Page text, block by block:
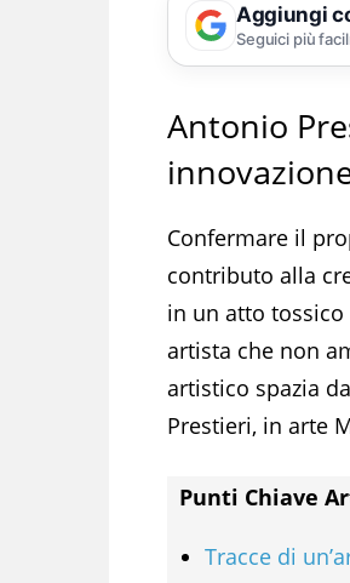
Aggiungi
Seguici più
Antonio
Confermare il
contributo alla
in un atto tossico
artista che non
artistico spazia
Prestieri, in arte
Punti Chiave
Tracce di